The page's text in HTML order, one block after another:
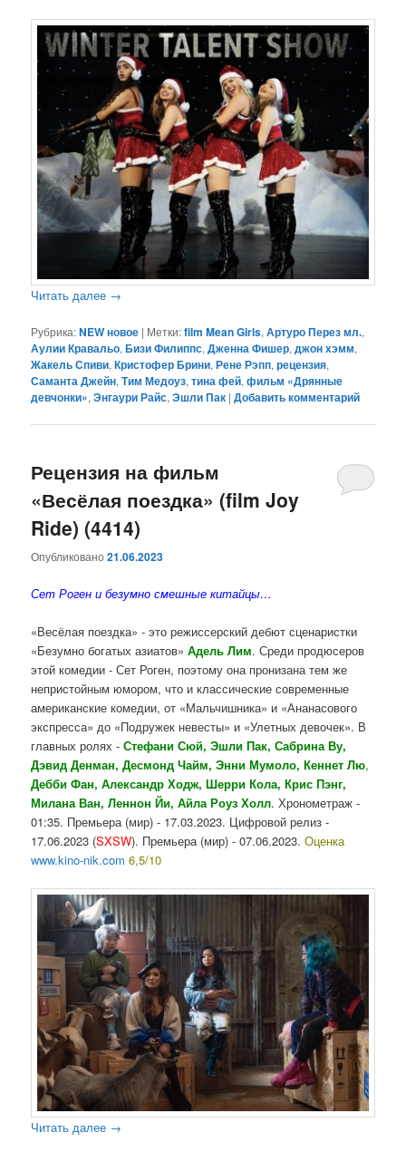
Читать далее →
Рубрика:NEW новое | Метки:film Mean Girls,Артуро Перез мл.,
Аулии Кравальо,Бизи Филиппс,Дженна Фишер,джон хэмм,
Жакель Спиви,Кристофер Брини,Рене Рэпп,рецензия,
Саманта Джейн,Тим Медоуз,тина фей,фильм «Дрянные
девчонки»,Энгаури Райс,Эшли Пак |Добавить комментарий
Рецензия на фильм
«Весёлая поездка» (film Joy
Ride) (4414)
Опубликовано21.06.2023
Сет Роген и безумно смешные китайцы…
«Весёлая поездка» - это режиссерский дебют сценаристки
«Безумно богатых азиатов»Адель Лим. Среди продюсеров
этой комедии - Сет Роген, поэтому она пронизана тем же
непристойным юмором, что и классические современные
американские комедии, от «Мальчишника» и «Ананасового
экспресса» до «Подружек невесты» и «Улетных девочек». В
главных ролях -Стефани Сюй, Эшли Пак, Сабрина Ву,
Дэвид Денман, Десмонд Чайм, Энни Мумоло, Кеннет Лю,
Дебби Фан, Александр Ходж, Шерри Кола, Крис Пэнг,
Милана Ван, Леннон Йи, Айла Роуз Холл. Хронометраж -
01:35. Премьера (мир) - 17.03.2023. Цифровой релиз -
17.06.2023 (SXSW). Премьера (мир) - 07.06.2023.Оценка
www.kino-nik.com 6,5/10
Читать далее →